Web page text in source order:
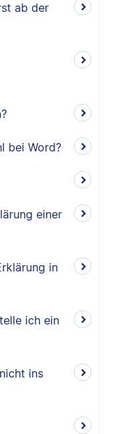
ab der
bei Word?
einer
in
ich ein
ins